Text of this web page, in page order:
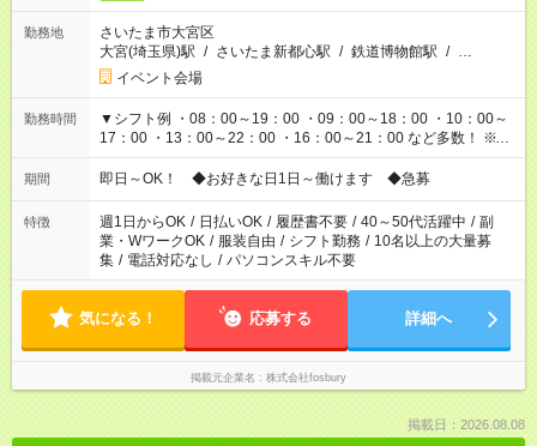
勤務地
さいたま市大宮区
大宮(埼玉県)駅 / さいたま新都心駅 / 鉄道博物館駅 / …
イベント会場
勤務時間
▼シフト例 ・08：00～19：00 ・09：00～18：00 ・10：00～
17：00 ・13：00～22：00 ・16：00～21：00 など多数！ ※お
仕事により勤務時間が異なります
期間 即日～OK！ ◆お好きな日1日～働けます ◆急募
特徴 週1日からOK / 日払いOK / 履歴書不要 / 40～50代活躍中 / 副
業・WワークOK / 服装自由 / シフト勤務 / 10名以上の大量募
集 / 電話対応なし / パソコンスキル不要
気になる！ 応募する 詳細へ
掲載元企業名 株式会社fosbury
掲載日：2026.08.08